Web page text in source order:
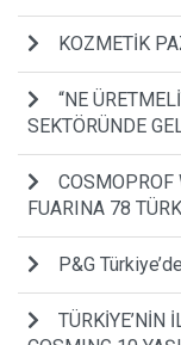
KOZMETİK
“NE
SEKTÖRÜNDE
COSMOPROF
FUARINA 78
P&G
TÜRKİYE’NİN